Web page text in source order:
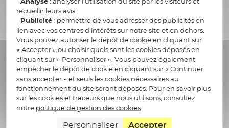
peut être considérée comme valide sur le plan
juridique.
Est-il possible de contester
une signature électronique
?
recueillir leurs avis.
- Publicité: permettre de vous adresser des publicités en
lien avec vos centres d’intérêts sur notre site et en dehors.
Vous pouvez autoriser le dépôt de cookie en cliquant sur
« Accepter » ou choisir quels sont les cookies déposés en
cliquant sur « Personnaliser ». Vous pouvez également
empêcher le dépôt de cookie en cliquant sur « Continuer
sans accepter » et seuls les cookies nécessaires au
fonctionnement du site seront déposés. Pour en savoir plus
sur les cookies et traceurs que nous utilisons, consultez
notre politique de gestion des cookies
Personnaliser Accepter